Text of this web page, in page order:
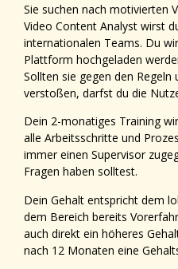
Sie suchen nach motivierten
Video Content Analyst wirst
internationalen Teams. Du
Plattform hochgeladen
Sollten sie gegen den Regeln
verstoßen, darfst du die
Dein 2-monatiges Training
alle Arbeitsschritte und
immer einen Supervisor
Fragen haben solltest.
Dein Gehalt entspricht dem
dem Bereich bereits
auch direkt ein höheres
nach 12 Monaten eine